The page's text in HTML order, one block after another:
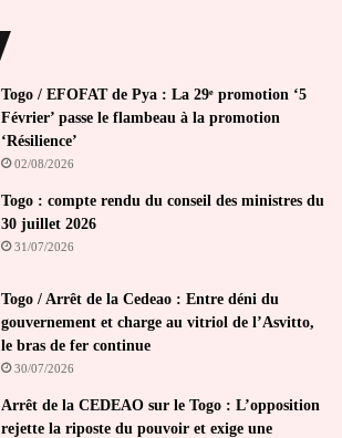
Togo / EFOFAT de Pya : La 29ᵉ promotion ‘5
Février’ passe le flambeau à la promotion
‘Résilience’
02/08/2026
Togo : compte rendu du conseil des ministres du
30 juillet 2026
31/07/2026
Togo / Arrêt de la Cedeao : Entre déni du
gouvernement et charge au vitriol de l’Asvitto,
le bras de fer continue
30/07/2026
Arrêt de la CEDEAO sur le Togo : L’opposition
rejette la riposte du pouvoir et exige une